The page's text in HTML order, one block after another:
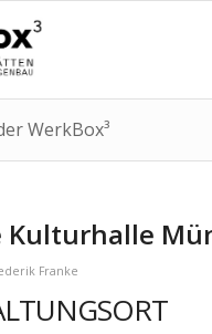
WerkBox³
Kulturhalle
Franke